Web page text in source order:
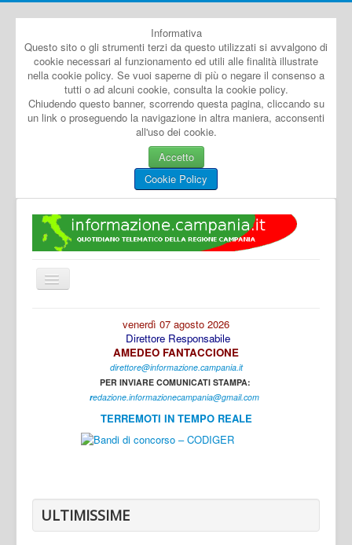
Informativa
Questo sito o gli strumenti terzi da questo utilizzati si avvalgono di
cookie necessari al funzionamento ed utili alle finalità illustrate
nella cookie policy. Se vuoi saperne di più o negare il consenso a
tutti o ad alcuni cookie, consulta la cookie policy.
Chiudendo questo banner, scorrendo questa pagina, cliccando su
un link o proseguendo la navigazione in altra maniera, acconsenti
all'uso dei cookie.
Accetto
Cookie Policy
Cambia
navigazione
Caserta
venerdì 07 agosto 2026
Direttore Responsabile
AMEDEO FANTACCIONE
direttore@informazione.campania.it
PER INVIARE COMUNICATI STAMPA:
redazione.informazionecampania@gmail.com
TERREMOTI IN TEMPO REALE
ULTIMISSIME